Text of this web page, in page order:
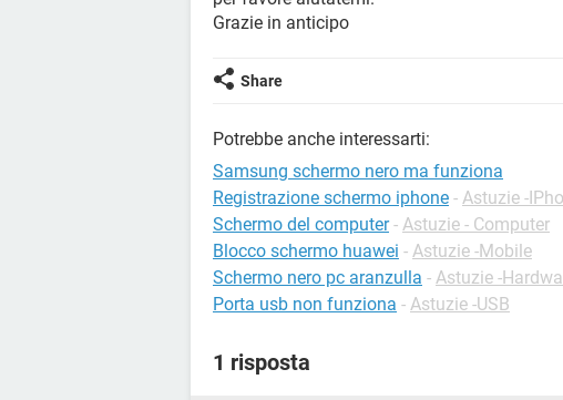
Grazie in anticipo
Share
Potrebbe anche interessarti:
Samsung schermo nero ma funziona
Registrazione schermo iphone - Astuzie -
Schermo del computer - Astuzie - Computer
Blocco schermo huawei - Astuzie -Mobile
Schermo nero pc aranzulla - Astuzie -
Porta usb non funziona - Astuzie -USB
1 risposta